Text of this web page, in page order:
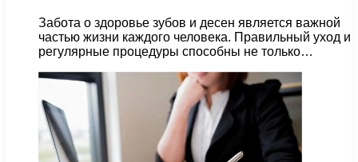
Забота о здоровье зубов и десен является важной
частью жизни каждого человека. Правильный уход и
регулярные процедуры способны не только…